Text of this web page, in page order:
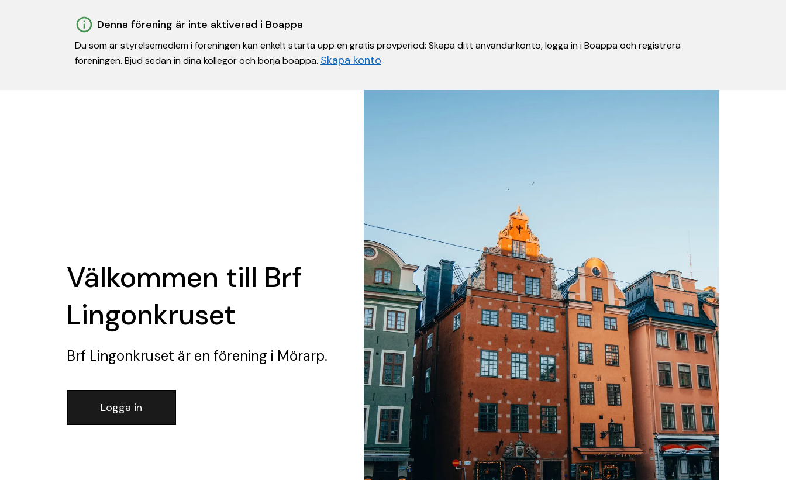
Denna förening är inte aktiverad i Boappa
Du som är styrelsemedlem i föreningen kan enkelt starta upp en gratis provperiod: Skapa ditt användarkonto, logga in i Boappa och registrera
föreningen. Bjud sedan in dina kollegor och börja boappa. Skapa konto
Välkommen till Brf
Lingonkruset
Brf Lingonkruset är en förening i Mörarp.
Logga in